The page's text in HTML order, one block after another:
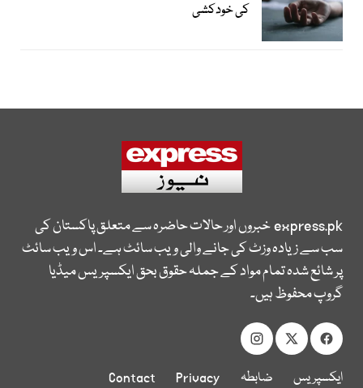
کی خودکشی
express.pkخبروں اور حالات حاضرہ سے متعلق پاکستان کی
سب سے زیادہ وزٹ کی جانے والی ویب سائٹ ہے۔ اس ویب سائٹ
پر شائع شدہ تمام مواد کے جملہ حقوق بحق ایکسپریس میڈیا
گروپ محفوظ ہیں۔
ایکسپریس
ضابطہ
Privacy
Contact